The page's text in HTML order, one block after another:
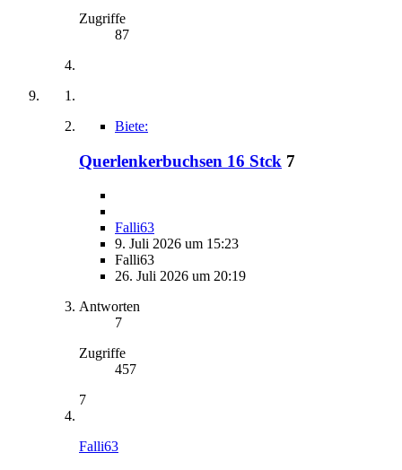
Zugriffe
87
Biete:
Querlenkerbuchsen 16 Stck 7
Falli63
9. Juli 2026 um 15:23
Falli63
26. Juli 2026 um 20:19
Antworten
7
Zugriffe
457
7
Falli63